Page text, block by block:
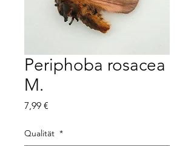
Periphoba rosacea
M.
7,99 €
Qualität *